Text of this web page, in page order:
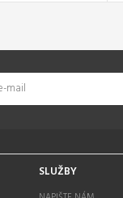
SLUŽBY